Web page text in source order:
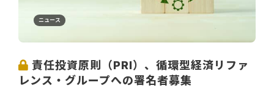
ニュース
責任投資原則（PRI）、循環型経済リファ
レンス・グループへの署名者募集